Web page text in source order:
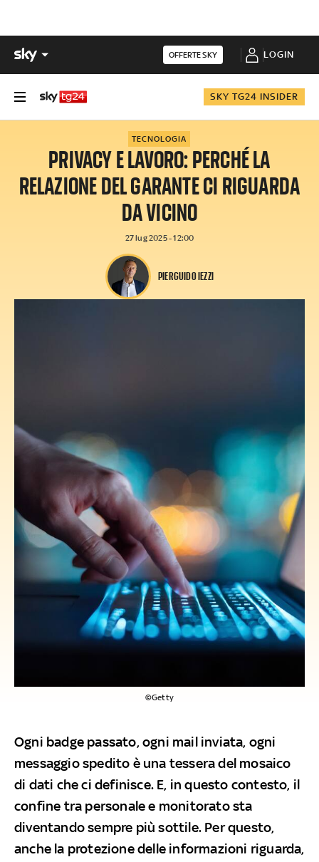
OFFERTE SKY LOGIN
SKY TG24 INSIDER
TECNOLOGIA
PRIVACY E LAVORO: PERCHÉ LA
RELAZIONE DEL GARANTE CI RIGUARDA
DA VICINO
27 lug 2025 - 12:00
PIERGUIDO IEZZI
©Getty
Ogni badge passato, ogni mail inviata, ogni
messaggio spedito è una tessera del mosaico
di dati che ci definisce. E, in questo contesto, il
confine tra personale e monitorato sta
diventando sempre più sottile. Per questo,
anche la protezione delle informazioni riguarda,